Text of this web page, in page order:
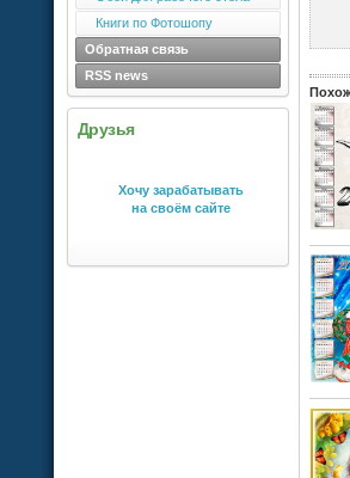
Книги по Фотошопу
Обратная связь
RSS news
Друзья
Хочу зарабатывать
на своём сайте